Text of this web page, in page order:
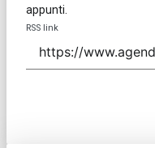
appunti.
RSS link